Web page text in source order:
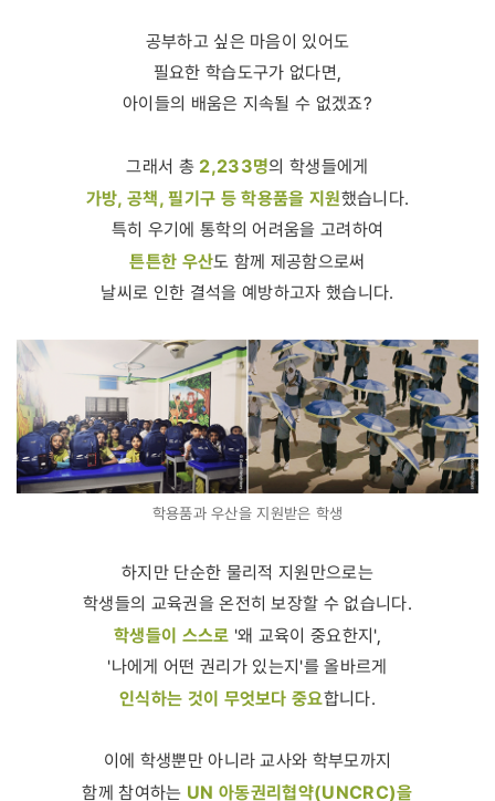
공부하고 싶은 마음이 있어도
필요한 학습도구가 없다면,
아이들의 배움은 지속될 수 없겠죠?
그래서 총 2,233명의 학생들에게
가방, 공책, 필기구 등 학용품을 지원했습니다.
특히 우기에 통학의 어려움을 고려하여
튼튼한 우산도 함께 제공함으로써
날씨로 인한 결석을 예방하고자 했습니다.
학용품과 우산을 지원받은 학생
하지만 단순한 물리적 지원만으로는
학생들의 교육권을 온전히 보장할 수 없습니다.
학생들이 스스로 '왜 교육이 중요한지',
'나에게 어떤 권리가 있는지'를 올바르게
인식하는 것이 무엇보다 중요합니다.
이에 학생뿐만 아니라 교사와 학부모까지
함께 참여하는 UN 아동권리협약(UNCRC)을